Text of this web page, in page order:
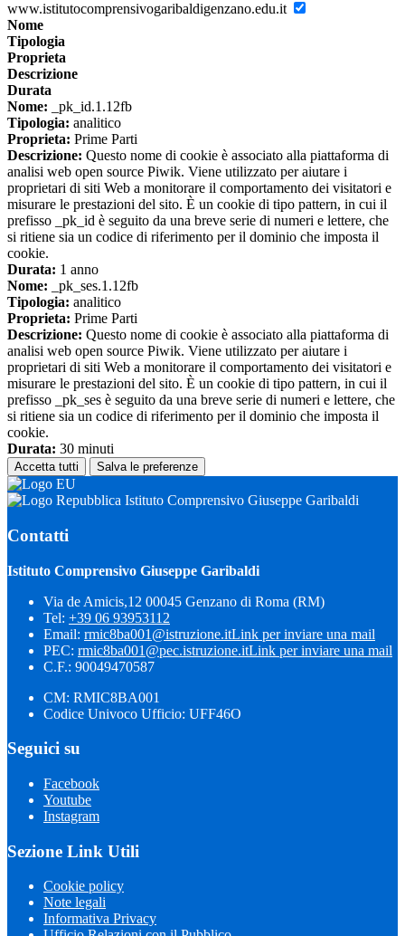
www.istitutocomprensivogaribaldigenzano.edu.it
Nome
Tipologia
Proprieta
Descrizione
Durata
Nome: _pk_id.1.12fb
Tipologia: analitico
Proprieta: Prime Parti
Descrizione: Questo nome di cookie è associato alla piattaforma di
analisi web open source Piwik. Viene utilizzato per aiutare i
proprietari di siti Web a monitorare il comportamento dei visitatori e
misurare le prestazioni del sito. È un cookie di tipo pattern, in cui il
prefisso _pk_id è seguito da una breve serie di numeri e lettere, che
si ritiene sia un codice di riferimento per il dominio che imposta il
cookie.
Durata: 1 anno
Nome: _pk_ses.1.12fb
Tipologia: analitico
Proprieta: Prime Parti
Descrizione: Questo nome di cookie è associato alla piattaforma di
analisi web open source Piwik. Viene utilizzato per aiutare i
proprietari di siti Web a monitorare il comportamento dei visitatori e
misurare le prestazioni del sito. È un cookie di tipo pattern, in cui il
prefisso _pk_ses è seguito da una breve serie di numeri e lettere, che
si ritiene sia un codice di riferimento per il dominio che imposta il
cookie.
Durata: 30 minuti
Accetta tutti Salva le preferenze
Istituto Comprensivo Giuseppe Garibaldi
Contatti
Istituto Comprensivo Giuseppe Garibaldi
Via de Amicis,12 00045 Genzano di Roma (RM)
Tel: +39 06 93953112
Email: rmic8ba001@istruzione.itLink per inviare una mail
PEC: rmic8ba001@pec.istruzione.itLink per inviare una mail
C.F.: 90049470587
CM: RMIC8BA001
Codice Univoco Ufficio: UFF46O
Seguici su
Facebook
Youtube
Instagram
Sezione Link Utili
Cookie policy
Note legali
Informativa Privacy